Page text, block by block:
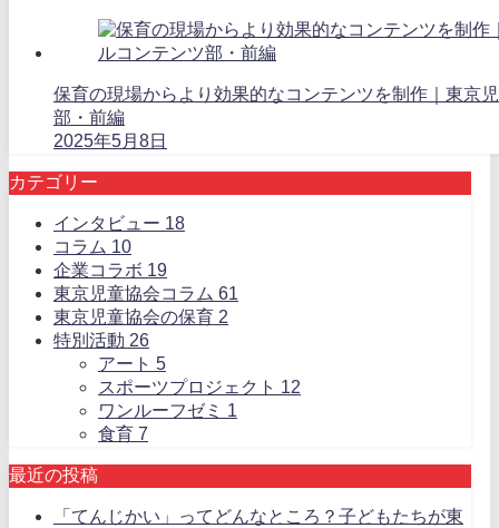
保育の現場からより効果的なコンテンツを制作｜東京
部・前編
2025年5月8日
カテゴリー
インタビュー 18
コラム 10
企業コラボ 19
東京児童協会コラム 61
東京児童協会の保育 2
特別活動 26
アート 5
スポーツプロジェクト 12
ワンルーフゼミ 1
食育 7
最近の投稿
「てんじかい」ってどんなところ？子どもたちが東